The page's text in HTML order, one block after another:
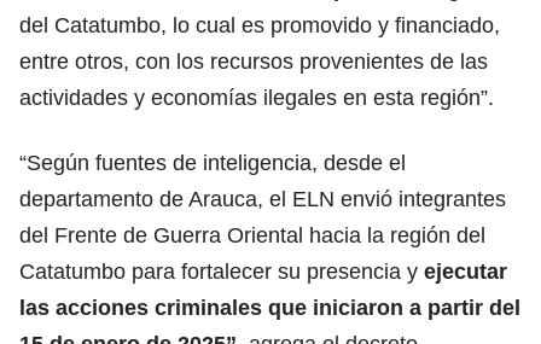
del Catatumbo, lo cual es promovido y financiado,
entre otros, con los recursos provenientes de las
actividades y economías ilegales en esta región”.
“Según fuentes de inteligencia, desde el
departamento de Arauca, el ELN envió integrantes
del Frente de Guerra Oriental hacia la región del
Catatumbo para fortalecer su presencia y ejecutar
las acciones criminales que iniciaron a partir del